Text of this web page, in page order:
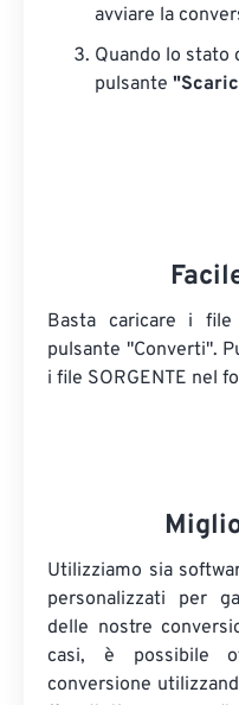
avviare la
Quando lo stato
pulsante
Basta caricare i file
pulsante "Converti".
i file SORGENTE nel
Utilizziamo sia
personalizzati per
delle nostre
casi, è possibile
conversione